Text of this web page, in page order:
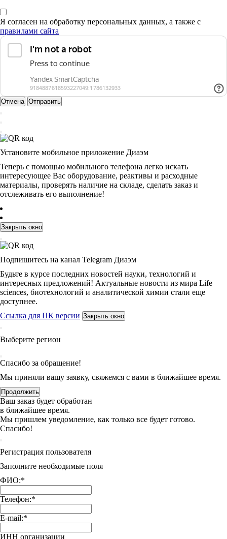
Я согласен на обработку персональных данных, а также с
правилами сайта
Отмена Отправить
Установите мобильное приложение Диаэм
Теперь с помощью мобильного телефона легко искать
интересующее Вас оборудование, реактивы и расходные
материалы, проверять наличие на складе, сделать заказ и
отслеживать его выполнение!
Закрыть окно
Подпишитесь на канал Telegram Диаэм
Будьте в курсе последних новостей науки, технологий и
интересных предложений! Актуальные новости из мира Life
sciences, биотехнологий и аналитической химии стали еще
доступнее.
Ссылка для ПК версии Закрыть окно
Выберите регион
Спасибо за обращение!
Мы приняли вашу заявку, свяжемся с вами в ближайшее время.
Продолжить
Ваш заказ будет обработан
в ближайшее время.
Мы пришлем уведомление, как только все будет готово.
Спасибо!
Регистрация пользователя
Заполните необходимые поля
ФИО:*
Телефон:*
E-mail:*
ИНН организации